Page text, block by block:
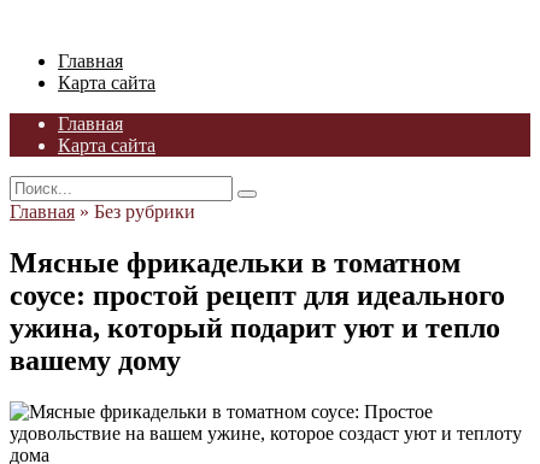
contentГлавная
Карта сайта
Главная
Карта сайта
Search
for:
Главная » Без рубрики
Мясные фрикадельки в томатном
соусе: простой рецепт для идеального
ужина, который подарит уют и тепло
вашему дому